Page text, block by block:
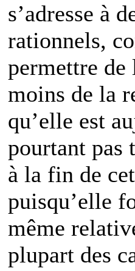
s’adresse à
rationnels,
permettre
moins de la
qu’elle est
pourtant pas
à la fin de
puisqu’elle
même
plupart des